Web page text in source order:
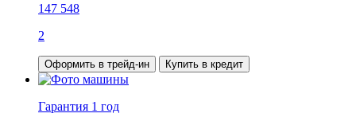
147 548
2
Оформить в трейд-ин Купить в кредит
Гарантия 1 год